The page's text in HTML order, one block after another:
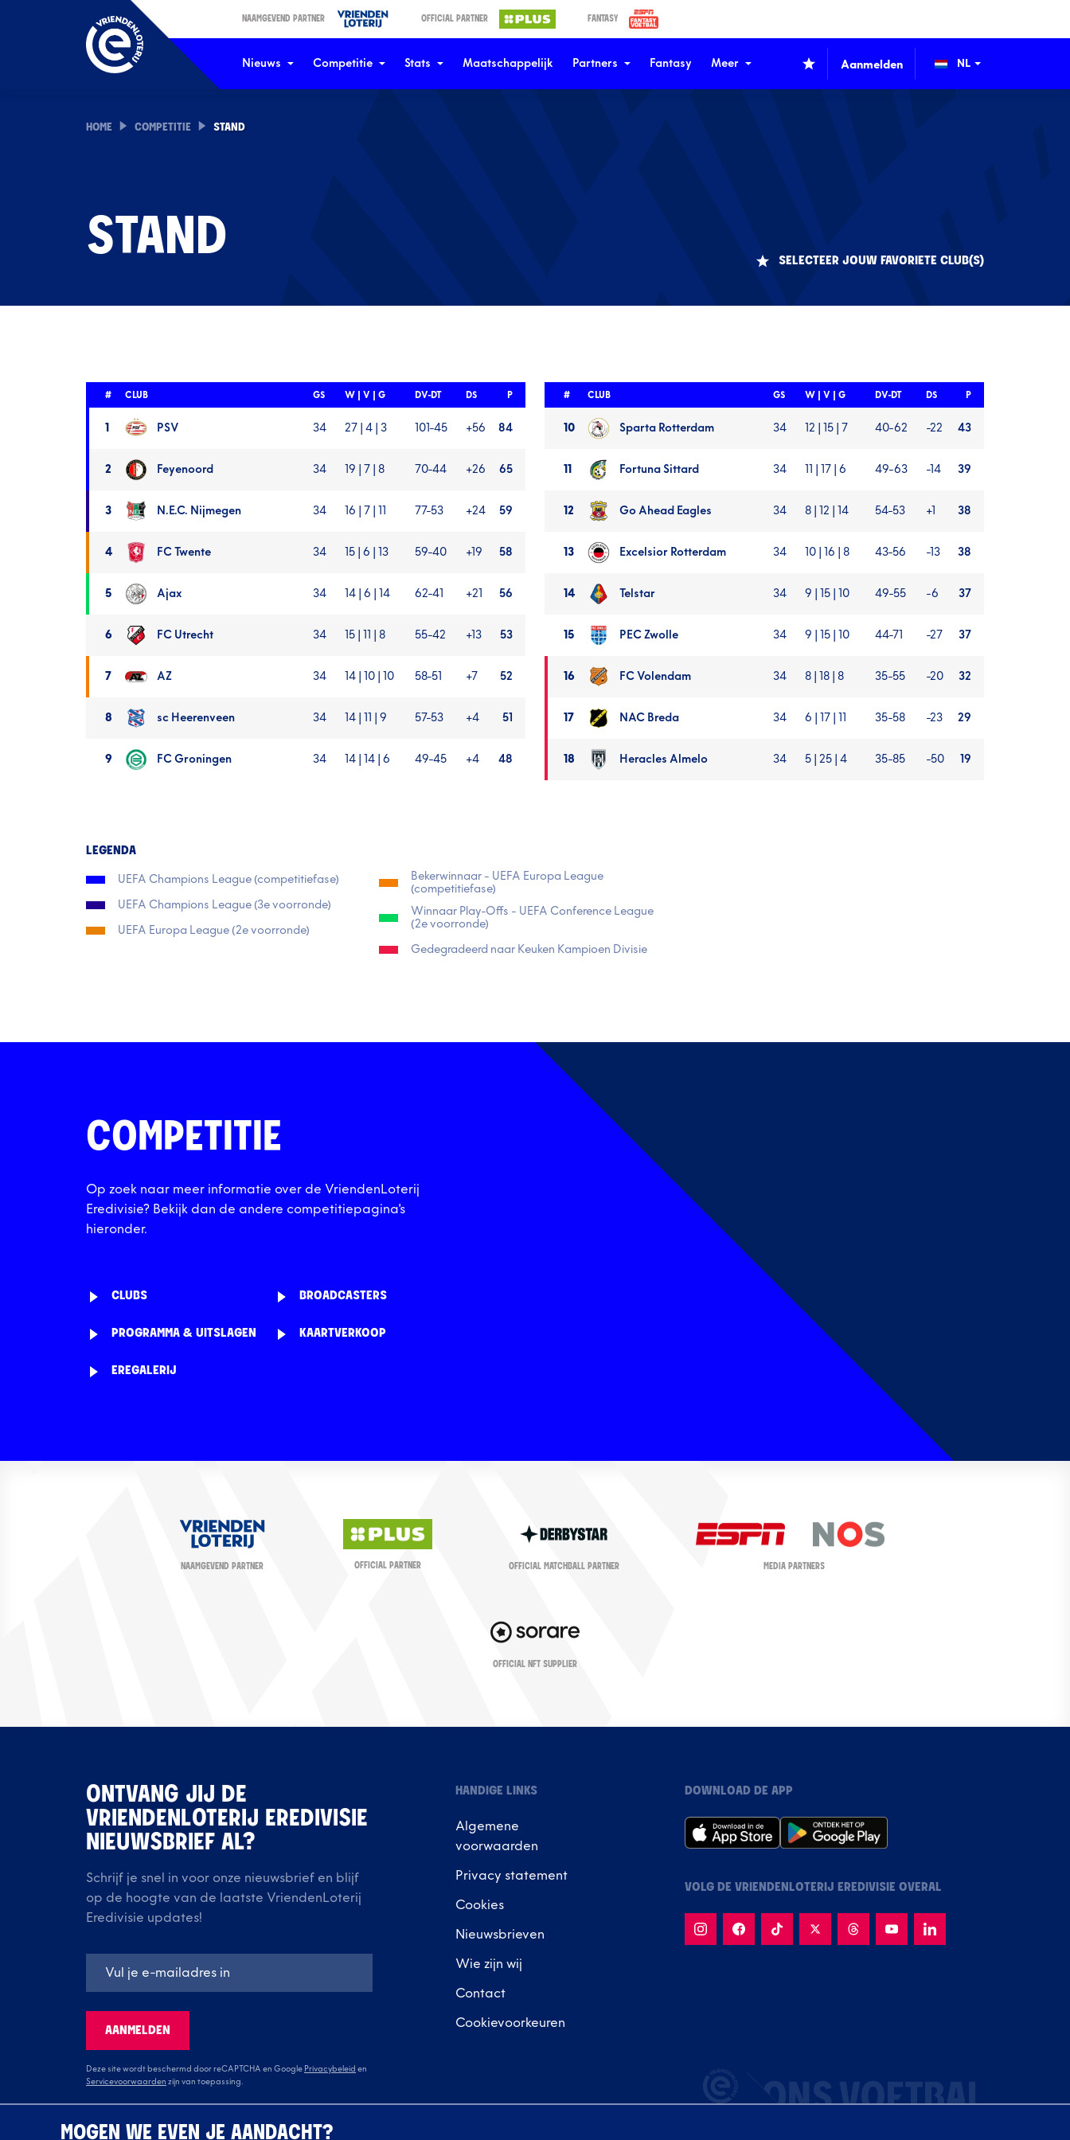
NAAMGEVEND PARTNER OFFICIAL PARTNER FANTASY
Nieuws Competitie Stats Maatschappelijk Partners Fantasy Meer Aanmelden
HOME COMPETITIE STAND
STAND SELECTEER JOUW FAVORIETE CLUB(S)
Eredivisie
stand
(1
9)
# CLUB GS W | V | G DV-DT DS P
1 PSV 34 27 | 4 | 3 101-45 +56 84
2 Feyenoord 34 19 | 7 | 8 70-44 +26 65
3 N.E.C. Nijmegen 34 16 | 7 | 11 77-53 +24 59
4 FC Twente 34 15 | 6 | 13 59-40 +19 58
5 Ajax 34 14 | 6 | 14 62-41 +21 56
6 FC Utrecht 34 15 | 11 | 8 55-42 +13 53
7 AZ 34 14 | 10 | 10 58-51 +7 52
8 sc Heerenveen 34 14 | 11 | 9 57-53 +4 51
9 FC Groningen 34 14 | 14 | 6 49-45 +4 48
Eredivisie
stand
# CLUB GS W | V | G DV-DT DS P
10 Sparta Rotterdam 34 12 | 15 | 7 40-62 -22 43
11 Fortuna Sittard 34 11 | 17 | 6 49-63 -14 39
12 Go Ahead Eagles 34 8 | 12 | 14 54-53 +1 38
13 Excelsior Rotterdam 34 10 | 16 | 8 43-56 -13 38
14 Telstar 34 9 | 15 | 10 49-55 -6 37
15 PEC Zwolle 34 9 | 15 | 10 44-71 -27 37
16 FC Volendam 34 8 | 18 | 8 35-55 -20 32
17 NAC Breda 34 6 | 17 | 11 35-58 -23 29
18 Heracles Almelo 34 5 | 25 | 4 35-85 -50 19
LEGENDA
UEFA Champions League (competitiefase)
UEFA Champions League (3e voorronde)
UEFA Europa League (2e voorronde)
Bekerwinnaar - UEFA Europa League
(competitiefase)
Winnaar Play-Offs - UEFA Conference League
(2e voorronde)
Gedegradeerd naar Keuken Kampioen Divisie
COMPETITIE
Op zoek naar meer informatie over de VriendenLoterij
Eredivisie? Bekijk dan de andere competitiepagina's
hieronder.
CLUBS
PROGRAMMA & UITSLAGEN
EREGALERIJ
BROADCASTERS
KAARTVERKOOP
NAAMGEVEND PARTNER OFFICIAL PARTNER OFFICIAL MATCHBALL PARTNER MEDIA PARTNERS
OFFICIAL NFT SUPPLIER
ONTVANG JIJ DE
VRIENDENLOTERIJ EREDIVISIE
NIEUWSBRIEF AL?
Schrijf je snel in voor onze nieuwsbrief en blijf
op de hoogte van de laatste VriendenLoterij
Eredivisie updates!
AANMELDEN
Deze site wordt beschermd door reCAPTCHA en Google Privacybeleid en
Servicevoorwaarden zijn van toepassing.
HANDIGE LINKS
Algemene
voorwaarden
Privacy statement
Cookies
Nieuwsbrieven
Wie zijn wij
Contact
Cookievoorkeuren
DOWNLOAD DE APP
VOLG DE VRIENDENLOTERIJ EREDIVISIE OVERAL
MOGEN WE EVEN JE AANDACHT?